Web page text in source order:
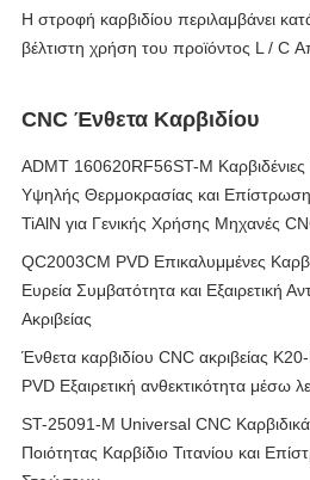
Η στροφή καρβιδίου περιλαμβάνει
βέλτιστη χρήση του προϊόντος L / C
CNC Ένθετα Καρβιδίου
ADMT 160620RF56ST-M
Υψηλής Θερμοκρασίας και
TiAlN για Γενικής Χρήσης Μηχανές
QC2003CM PVD Επικαλυμμένες
Ευρεία Συμβατότητα και Εξαιρετική
Ακριβείας
Ένθετα καρβιδίου CNC ακριβείας
PVD Εξαιρετική ανθεκτικότητα μέσω
ST-25091-M Universal CNC
Ποιότητας Καρβίδιο Τιτανίου και